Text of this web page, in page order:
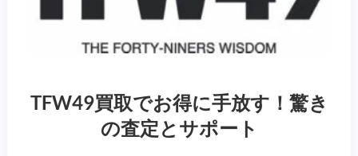
TFW49買取でお得に手放す！驚き
の査定とサポート